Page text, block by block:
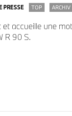
le cadran
BMW Motorrad
PRESSE TOP ARCHIV
accueille une
R 90 S.